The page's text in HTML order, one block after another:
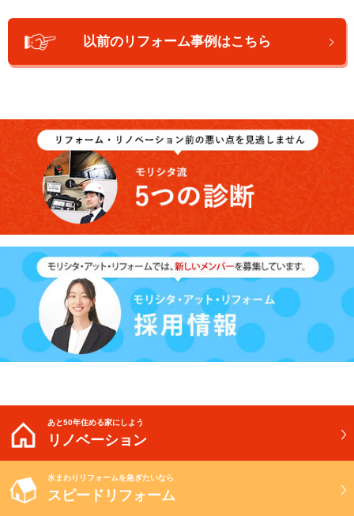
以前のリフォーム事例はこちら
あと50年住める家にしよう
リノベーション
水まわりリフォームを急ぎたいなら
スピードリフォーム